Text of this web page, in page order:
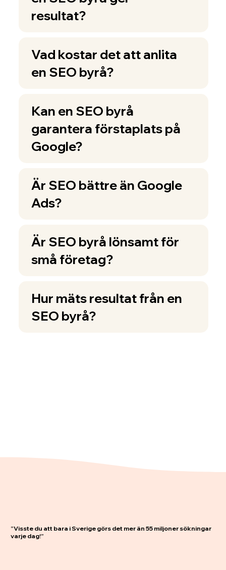
resultat?
Vad kostar det att anlita
en SEO byrå?
Kan en SEO byrå
garantera förstaplats på
Google?
Är SEO bättre än Google
Ads?
Är SEO byrå lönsamt för
små företag?
Hur mäts resultat från en
SEO byrå?
”Visste du att bara i Sverige görs det mer än 55 miljoner sökningar
varje dag!”